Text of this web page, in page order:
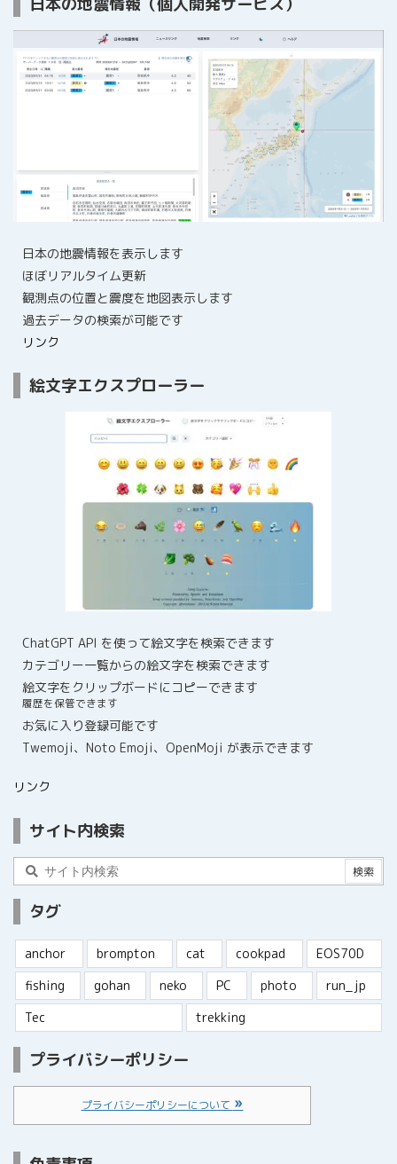
日本の地震情報を表示します
ほぼリアルタイム更新
観測点の位置と震度を地図表示します
過去データの検索が可能です
リンク
絵文字エクスプローラー
ChatGPT API を使って絵文字を検索できます
カテゴリー一覧からの絵文字を検索できます
絵文字をクリップボードにコピーできます
履歴を保管できます
お気に入り登録可能です
Twemoji、Noto Emoji、OpenMoji が表示できます
リンク
サイト内検索
タグ
anchor brompton cat cookpad
EOS70D
fishing
gohan neko PC photo
run_jp
Tec
trekking
プライバシーポリシー
プライバシーポリシーについて